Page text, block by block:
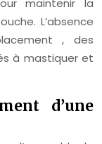
maintenir la
L’absence
, des
à mastiquer et
d’une